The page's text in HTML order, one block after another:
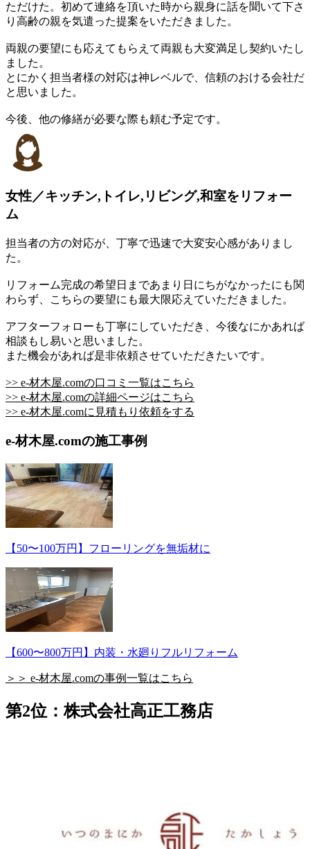
ただけた。初めて連絡を頂いた時から親身に話を聞いて下さ
り高齢の親を気遣った提案をいただきました。
両親の要望にも応えてもらえて両親も大変満足し契約いたし
ました。
とにかく担当者様の対応は神レベルで、信頼のおける会社だ
と思いました。
今後、他の修繕が必要な際も頼む予定です。
女性／キッチン,トイレ,リビング,和室をリフォー
ム
担当者の方の対応が、丁寧で迅速で大変安心感がありまし
た。
リフォーム完成の希望日まであまり日にちがなかったにも関
わらず、こちらの要望にも最大限応えていただきました。
アフターフォローも丁寧にしていただき、今後なにかあれば
相談もし易いと思いました。
また機会があれば是非依頼させていただきたいです。
>> e-材木屋.comの口コミ一覧はこちら
>> e-材木屋.comの詳細ページはこちら
>> e-材木屋.comに見積もり依頼をする
e-材木屋.comの施工事例
【50〜100万円】フローリングを無垢材に
【600〜800万円】内装・水廻りフルリフォーム
＞＞ e-材木屋.comの事例一覧はこちら
第2位：株式会社高正工務店